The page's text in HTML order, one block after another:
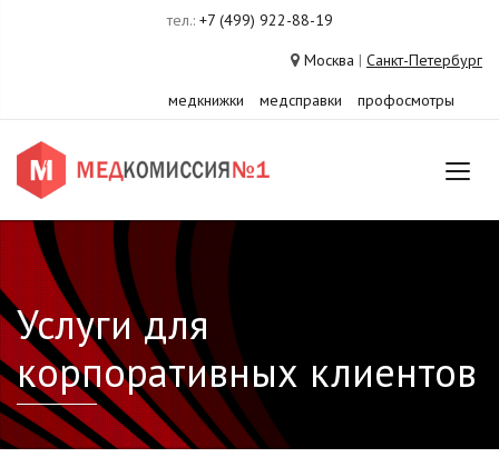
тел.: +7 (499) 922-88-19
Москва | Санкт-Петербург
медкнижки
медсправки профосмотры
Услуги для
корпоративных клиентов